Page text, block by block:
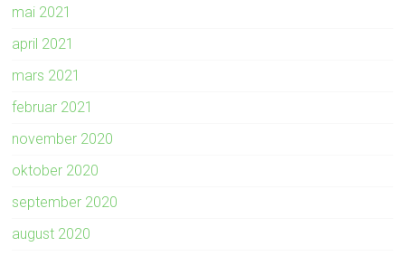
mai 2021
april 2021
mars 2021
februar 2021
november 2020
oktober 2020
september 2020
august 2020